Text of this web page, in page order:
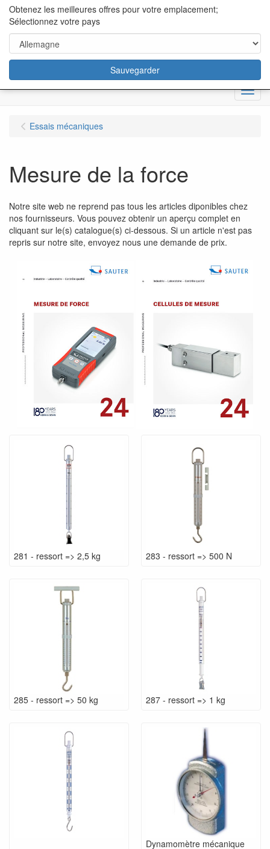
content="18/11/2025″/>
Menu
Essais mécaniques
Mesure de la force
Notre site web ne reprend pas tous les articles diponibles chez
nos fournisseurs. Vous pouvez obtenir un aperçu complet en
cliquant sur le(s) catalogue(s) ci-dessous. Si un article n'est pas
repris sur notre site, envoyez nous une demande de prix.
281 - ressort => 2,5 kg 283 - ressort => 500 N
285 - ressort => 50 kg 287 - ressort => 1 kg
Dynamomètre mécanique
Obtenez les meilleures offres pour votre emplacement;
Sélectionnez votre pays
Sauvegarder